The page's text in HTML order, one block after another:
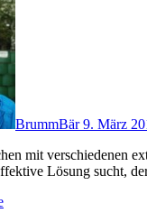
BrummBär9. März
Lösung sucht,